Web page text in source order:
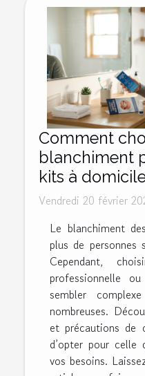
Comment
blanchiment
kits à
Vendredi 20 février
Le blanchiment
plus de personnes
Cependant,
professionnelle
sembler
nombreuses.
et précautions de
d’opter pour
vos besoins.